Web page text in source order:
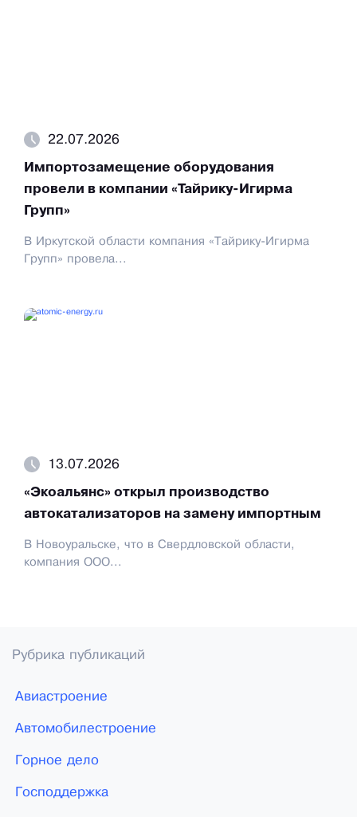
22.07.2026
Импортозамещение оборудования
провели в компании «Тайрику-Игирма
Групп»
В Иркутской области компания «Тайрику-Игирма
Групп» провела...
13.07.2026
«Экоальянс» открыл производство
автокатализаторов на замену импортным
В Новоуральске, что в Свердловской области,
компания ООО...
Рубрика публикаций
Авиастроение
Автомобилестроение
Горное дело
Господдержка